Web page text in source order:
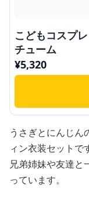
こどもコスプ
チューム
¥5,320
うさぎとにんじん
ィン衣装セットで
兄弟姉妹や友達と
っています。